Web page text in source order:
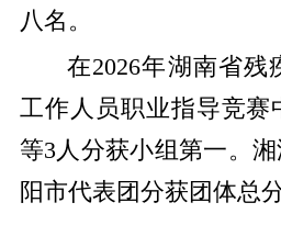
八名。
在2026年湖南省残
工作人员职业指导竞赛
等3人分获小组第一。
阳市代表团分获团体总